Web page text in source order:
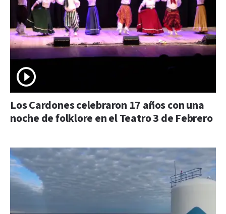
Los Cardones celebraron 17 años con una
noche de folklore en el Teatro 3 de Febrero